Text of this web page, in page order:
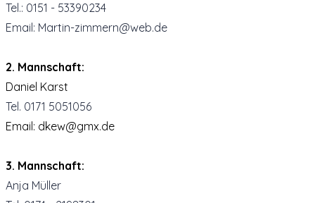
Tel.: 0151 - 53390234
Email: Martin-zimmern@web.de
2. Mannschaft:
Daniel Karst
Tel. 0171 5051056
Email: dkew@gmx.de
3. Mannschaft:
Anja Müller